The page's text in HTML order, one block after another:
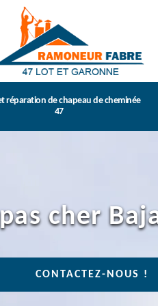
réparation de chapeau de cheminée
47
cher
CONTACTEZ-NOUS !